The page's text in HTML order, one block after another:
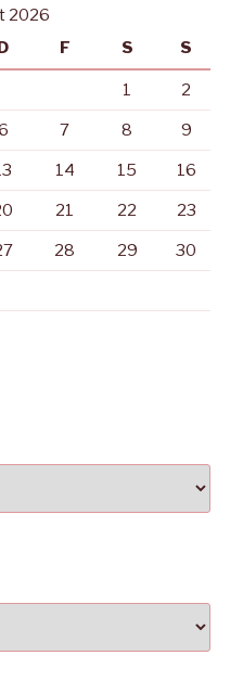
2026
F S S
1 2
7 8 9
14 15 16
21 22 23
28 29 30